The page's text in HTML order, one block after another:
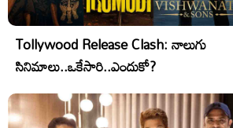
Tollywood Release Clash: నాలుగు
సినిమాలు..ఒకేసారి..ఎందుకో?